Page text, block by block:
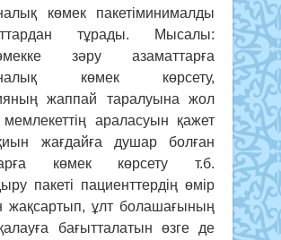
көмек пакетіминималды
тұрады. Мысалы:
зәру азаматтарға
көмек көрсету,
жаппай таралуына жол
араласуын қажет
жағдайға душар болған
көмек көрсету т.б.
пакеті пациенттердің өмір
жақсартып, ұлт болашағының
қалауға бағытталатын өзге де